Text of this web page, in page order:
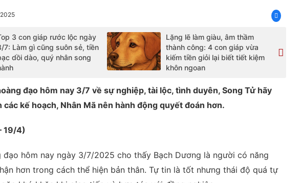
3 con giáp rước lộc ngày
7: Làm gì cũng suôn sẻ, tiền
dồi dào, quý nhân song
Lặng lẽ làm giàu, âm thầm
thành công: 4 con giáp vừa
kiếm tiền giỏi lại biết tiết kiệm
khôn ngoan
đạo hôm nay 3/7 về sự nghiệp, tài lộc, tình duyên, Song Tử hãy
kế hoạch, Nhân Mã nên hành động quyết đoán hơn.
19/4)
đạo hôm nay ngày 3/7/2025 cho thấy Bạch Dương là người có năng
hơn trong cách thể hiện bản thân. Tự tin là tốt nhưng thái độ quá tự